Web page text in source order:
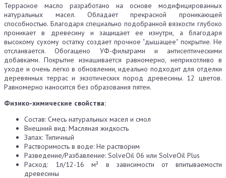
Террасное масло разработано на основе модифицированных
натуральных масел. Обладает прекрасной проникающей
способностью. Благодаря специально подобранной вязкости глубоко
проникает в древесину и защищает ее изнутри, а благодаря
высокому сухому остатку создает прочное "дышащее" покрытие. Не
отслаивается. Обогащено УФ-фильтрами и антисептическими
добавками. Покрытие изнашивается равномерно, неприхотливо в
уходе и очень легко в обновлении, идеально подходит для отделки
деревянных террас и экзотических пород древесины. 12 цветов.
Равномерно наносится без образования пятен.
Физико-химические свойства:
Состав: Смесь натуральных масел и смол
Внешний вид: Масляная жидкость
Запах: Типичный
Растворимость в воде: Не растворим
Разведение/Разбавление: SolveOil 06 или SolveOil Plus
Расход: 1л/12-16 м² в зависимости от впитываемости
древесины